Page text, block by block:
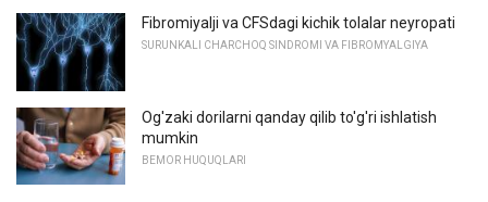
Fibromiyalji va CFSdagi kichik tolalar neyropati
SURUNKALI CHARCHOQ SINDROMI VA FIBROMYALGIYA
Og'zaki dorilarni qanday qilib to'g'ri ishlatish
mumkin
BEMOR HUQUQLARI